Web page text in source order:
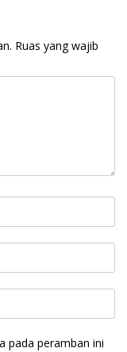
Ruas yang wajib
pada peramban ini